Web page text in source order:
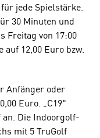
jede Spielstärke.
30 Minuten und
Freitag von 17:00
auf 12,00 Euro bzw.
Anfänger oder
Euro. „C19"
an. Die Indoorgolf-
mit 5 TruGolf